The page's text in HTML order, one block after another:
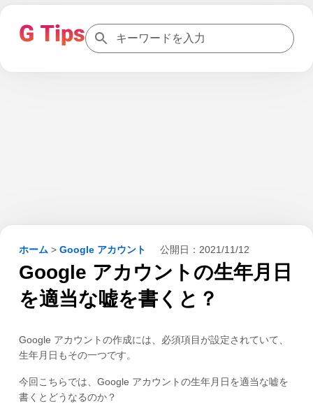
ホーム > Google アカウント 公開日： 2021/11/12
Google アカウントの生年月日
を適当な嘘を書くと？
Google アカウントの作成には、必須項目が設定されていて、
生年月日もその一つです。
今回こちらでは、Google アカウントの生年月日を適当な嘘を
書くとどうなるのか？